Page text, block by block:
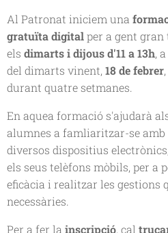
Al Patronat iniciem una
gratuïta digitalper a gent gran
els dimarts i dijous d'11 a 13h,
del dimarts vinent, 18 de febrer
durant quatre setmanes.
En aquea formació s'ajudarà
alumnes a famliaritzar-se amb
diversos dispositius
els seus telèfons mòbils, per a
eficàcia i realitzar les gestions
necessàries.
Per a fer la inscripció, cal